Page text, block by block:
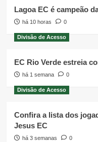
Lagoa EC é campeão
há 10 horas 0
Divisão de Acesso
EC Rio Verde estreia
há 1 semana 0
Divisão de Acesso
Confira a lista dos
Jesus EC
há 3 semanas 0